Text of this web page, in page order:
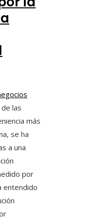
las
más
se ha
a una
por
entendido